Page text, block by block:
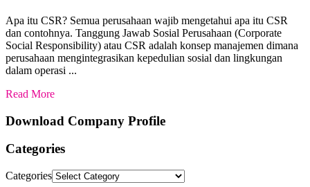
Apa itu CSR? Semua perusahaan wajib mengetahui apa itu CSR
dan contohnya. Tanggung Jawab Sosial Perusahaan (Corporate
Social Responsibility) atau CSR adalah konsep manajemen dimana
perusahaan mengintegrasikan kepedulian sosial dan lingkungan
dalam operasi ...
Read More
Download Company Profile
Categories
Categories